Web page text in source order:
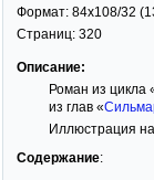
Формат: 84x108/32
Страниц: 320
Описание:
Роман из цикла
из глав «
Иллюстрация
Содержание: